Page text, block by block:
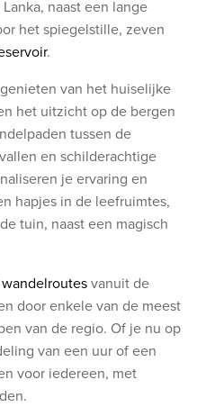
naasteen lange
het spiegelstille, zeven
.
van het huiselijke
het uitzicht op de bergen
paden tussen de
en schilderachtige
je ervaring en
hapjes in de leefruimtes,
tuin, naast een magisch
wandelroutesvanuit de
door enkele van de meest
van de regio. Of je nu op
van een uur of een
voor iedereen, met